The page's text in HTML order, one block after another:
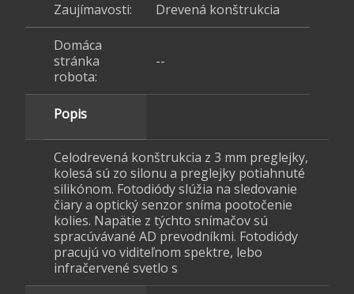
Zaujímavosti: Drevená konštrukcia
Domáca
stránka
robota:
--
Popis
Celodrevená konštrukcia z 3 mm preglejky,
kolesá sú zo silonu a preglejky potiahnuté
silikónom. Fotodiódy slúžia na sledovanie
čiary a optický senzor sníma pootočenie
kolies. Napätie z týchto snímačov sú
spracúvávané AD prevodníkmi. Fotodiódy
pracujú vo viditeľnom spektre, lebo
infračervené svetlo s